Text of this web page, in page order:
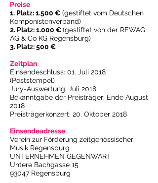
Preise
1. Platz: 1.500 € (gestiftet vom Deutschen
Komponistenverband)
2. Platz: 1.000 €(gestiftet von der REWAG
AG & Co KG Regensburg)
3. Platz: 500 €
Zeitplan
Einsendeschluss: 01. Juli 2018
(Poststempel)
Jury-Auswertung: Juli 2018
Bekanntgabe der Preisträger: Ende August
2018
Preisträgerkonzert: 20. Oktober 2018
Einsendeadresse
Verein zur Förderung zeitgenössischer
Musik Regensburg
UNTERNEHMEN GEGENWART
Untere Bachgasse 15
93047 Regensburg